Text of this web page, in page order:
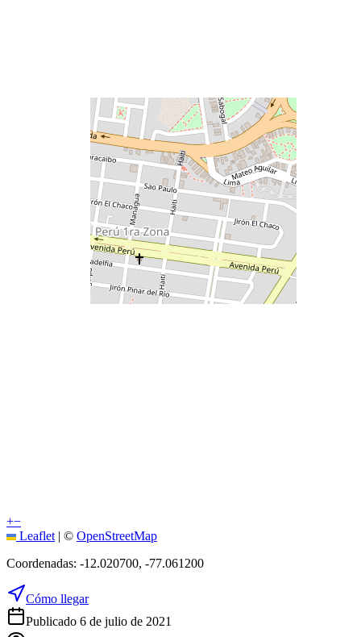
+−
Leaflet | © OpenStreetMap
Coordenadas: -12.020700, -77.061200
Cómo llegar
Publicado 6 de julio de 2021